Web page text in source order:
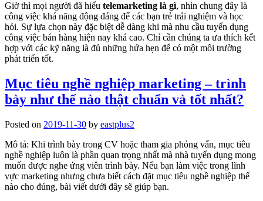
Giờ thì mọi người đã hiểu telemarketing là gì, nhìn chung đây là
công việc khá năng động đáng để các bạn trẻ trải nghiệm và học
hỏi. Sự lựa chọn này đặc biệt dễ dàng khi mà nhu cầu tuyển dụng
công việc bán hàng hiện nay khá cao. Chỉ cần chúng ta ưa thích kết
hợp với các kỹ năng là đủ những hứa hẹn để có một môi trường
phát triển tốt.
Mục tiêu nghề nghiệp marketing – trình
bày như thế nào thật chuẩn và tốt nhất?
Posted on 2019-11-30 by eastplus2
Mô tả: Khi trình bày trong CV hoặc tham gia phỏng vấn, mục tiêu
nghề nghiệp luôn là phần quan trọng nhất mà nhà tuyển dụng mong
muốn được nghe ứng viên trình bày. Nếu bạn làm việc trong lĩnh
vực marketing nhưng chưa biết cách đặt mục tiêu nghề nghiệp thế
nào cho đúng, bài viết dưới đây sẽ giúp bạn.